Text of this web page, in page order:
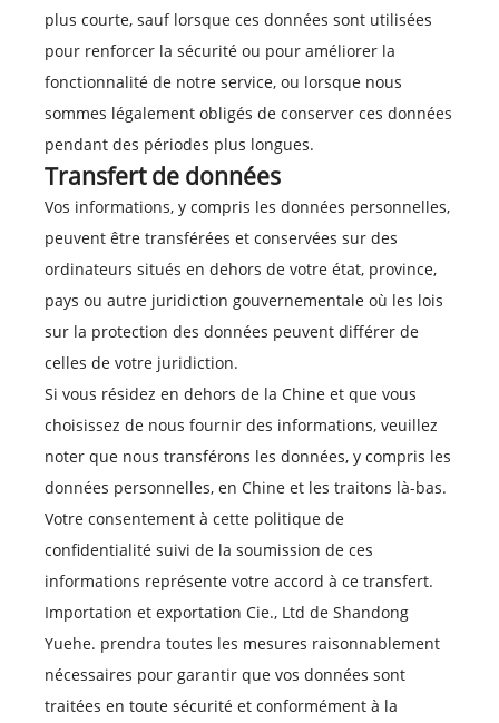
plus courte, sauf lorsque ces données sont utilisées
pour renforcer la sécurité ou pour améliorer la
fonctionnalité de notre service, ou lorsque nous
sommes légalement obligés de conserver ces données
pendant des périodes plus longues.
Transfert de données
Vos informations, y compris les données personnelles,
peuvent être transférées et conservées sur des
ordinateurs situés en dehors de votre état, province,
pays ou autre juridiction gouvernementale où les lois
sur la protection des données peuvent différer de
celles de votre juridiction.
Si vous résidez en dehors de la Chine et que vous
choisissez de nous fournir des informations, veuillez
noter que nous transférons les données, y compris les
données personnelles, en Chine et les traitons là-bas.
Votre consentement à cette politique de
confidentialité suivi de la soumission de ces
informations représente votre accord à ce transfert.
Importation et exportation Cie., Ltd de Shandong
Yuehe. prendra toutes les mesures raisonnablement
nécessaires pour garantir que vos données sont
traitées en toute sécurité et conformément à la